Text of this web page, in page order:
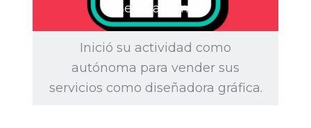
Serena Pons
Inició su actividad como
autónoma para vender sus
servicios como diseñadora gráfica.